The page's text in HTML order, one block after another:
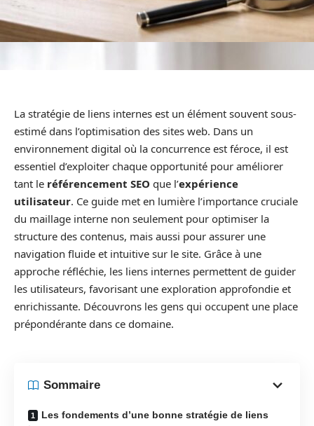
La stratégie de liens internes est un élément souvent sous-
estimé dans l’optimisation des sites web. Dans un
environnement digital où la concurrence est féroce, il est
essentiel d’exploiter chaque opportunité pour améliorer
tant le référencement SEO que l’expérience
utilisateur. Ce guide met en lumière l’importance cruciale
du maillage interne non seulement pour optimiser la
structure des contenus, mais aussi pour assurer une
navigation fluide et intuitive sur le site. Grâce à une
approche réfléchie, les liens internes permettent de guider
les utilisateurs, favorisant une exploration approfondie et
enrichissante. Découvrons les gens qui occupent une place
prépondérante dans ce domaine.
Sommaire
Les fondements d’une bonne stratégie de liens